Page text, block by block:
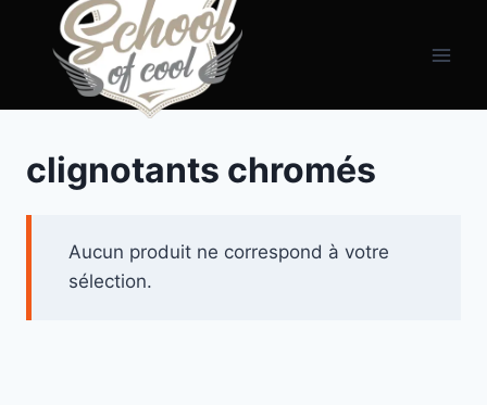
principal
contenu
clignotants chromés
Aucun produit ne correspond à votre
sélection.